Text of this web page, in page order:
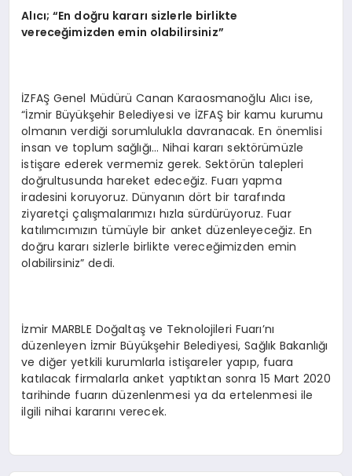
Alıcı;“En doğru kararı sizlerle birlikte
vereceğimizden emin olabilirsiniz”
İZFAŞ Genel Müdürü Canan Karaosmanoğlu Alıcı ise,
“İzmir Büyükşehir Belediyesi ve İZFAŞ bir kamu kurumu
olmanın verdiği sorumlulukla davranacak. En önemlisi
insan ve toplum sağlığı… Nihai kararı sektörümüzle
istişare ederek vermemiz gerek. Sektörün talepleri
doğrultusunda hareket edeceğiz. Fuarı yapma
iradesini koruyoruz. Dünyanın dört bir tarafında
ziyaretçi çalışmalarımızı hızla sürdürüyoruz. Fuar
katılımcımızın tümüyle bir anket düzenleyeceğiz. En
doğru kararı sizlerle birlikte vereceğimizden emin
olabilirsiniz” dedi.
İzmir MARBLE Doğaltaş ve Teknolojileri Fuarı’nı
düzenleyen İzmir Büyükşehir Belediyesi, Sağlık Bakanlığı
ve diğer yetkili kurumlarla istişareler yapıp, fuara
katılacak firmalarla anket yaptıktan sonra 15 Mart 2020
tarihinde fuarın düzenlenmesi ya da ertelenmesi ile
ilgili nihai kararını verecek.